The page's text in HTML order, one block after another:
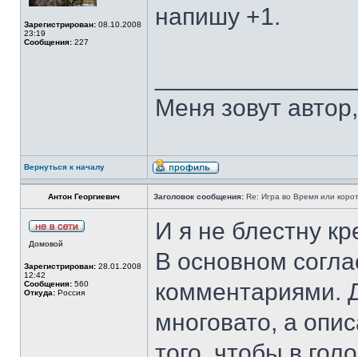
Зарегистрирован: 08.10.2008
23:19
Сообщения: 227
напишу +1.
Меня зовут
Вернуться к началу
Антон Георгиевич Заголовок сообщения: Re: Игра во Время или
Домовой
Зарегистрирован: 28.01.2008
12:42
Сообщения: 560
Откуда: Россия
И я не блестну
В основном
комментариями.
многовато, а